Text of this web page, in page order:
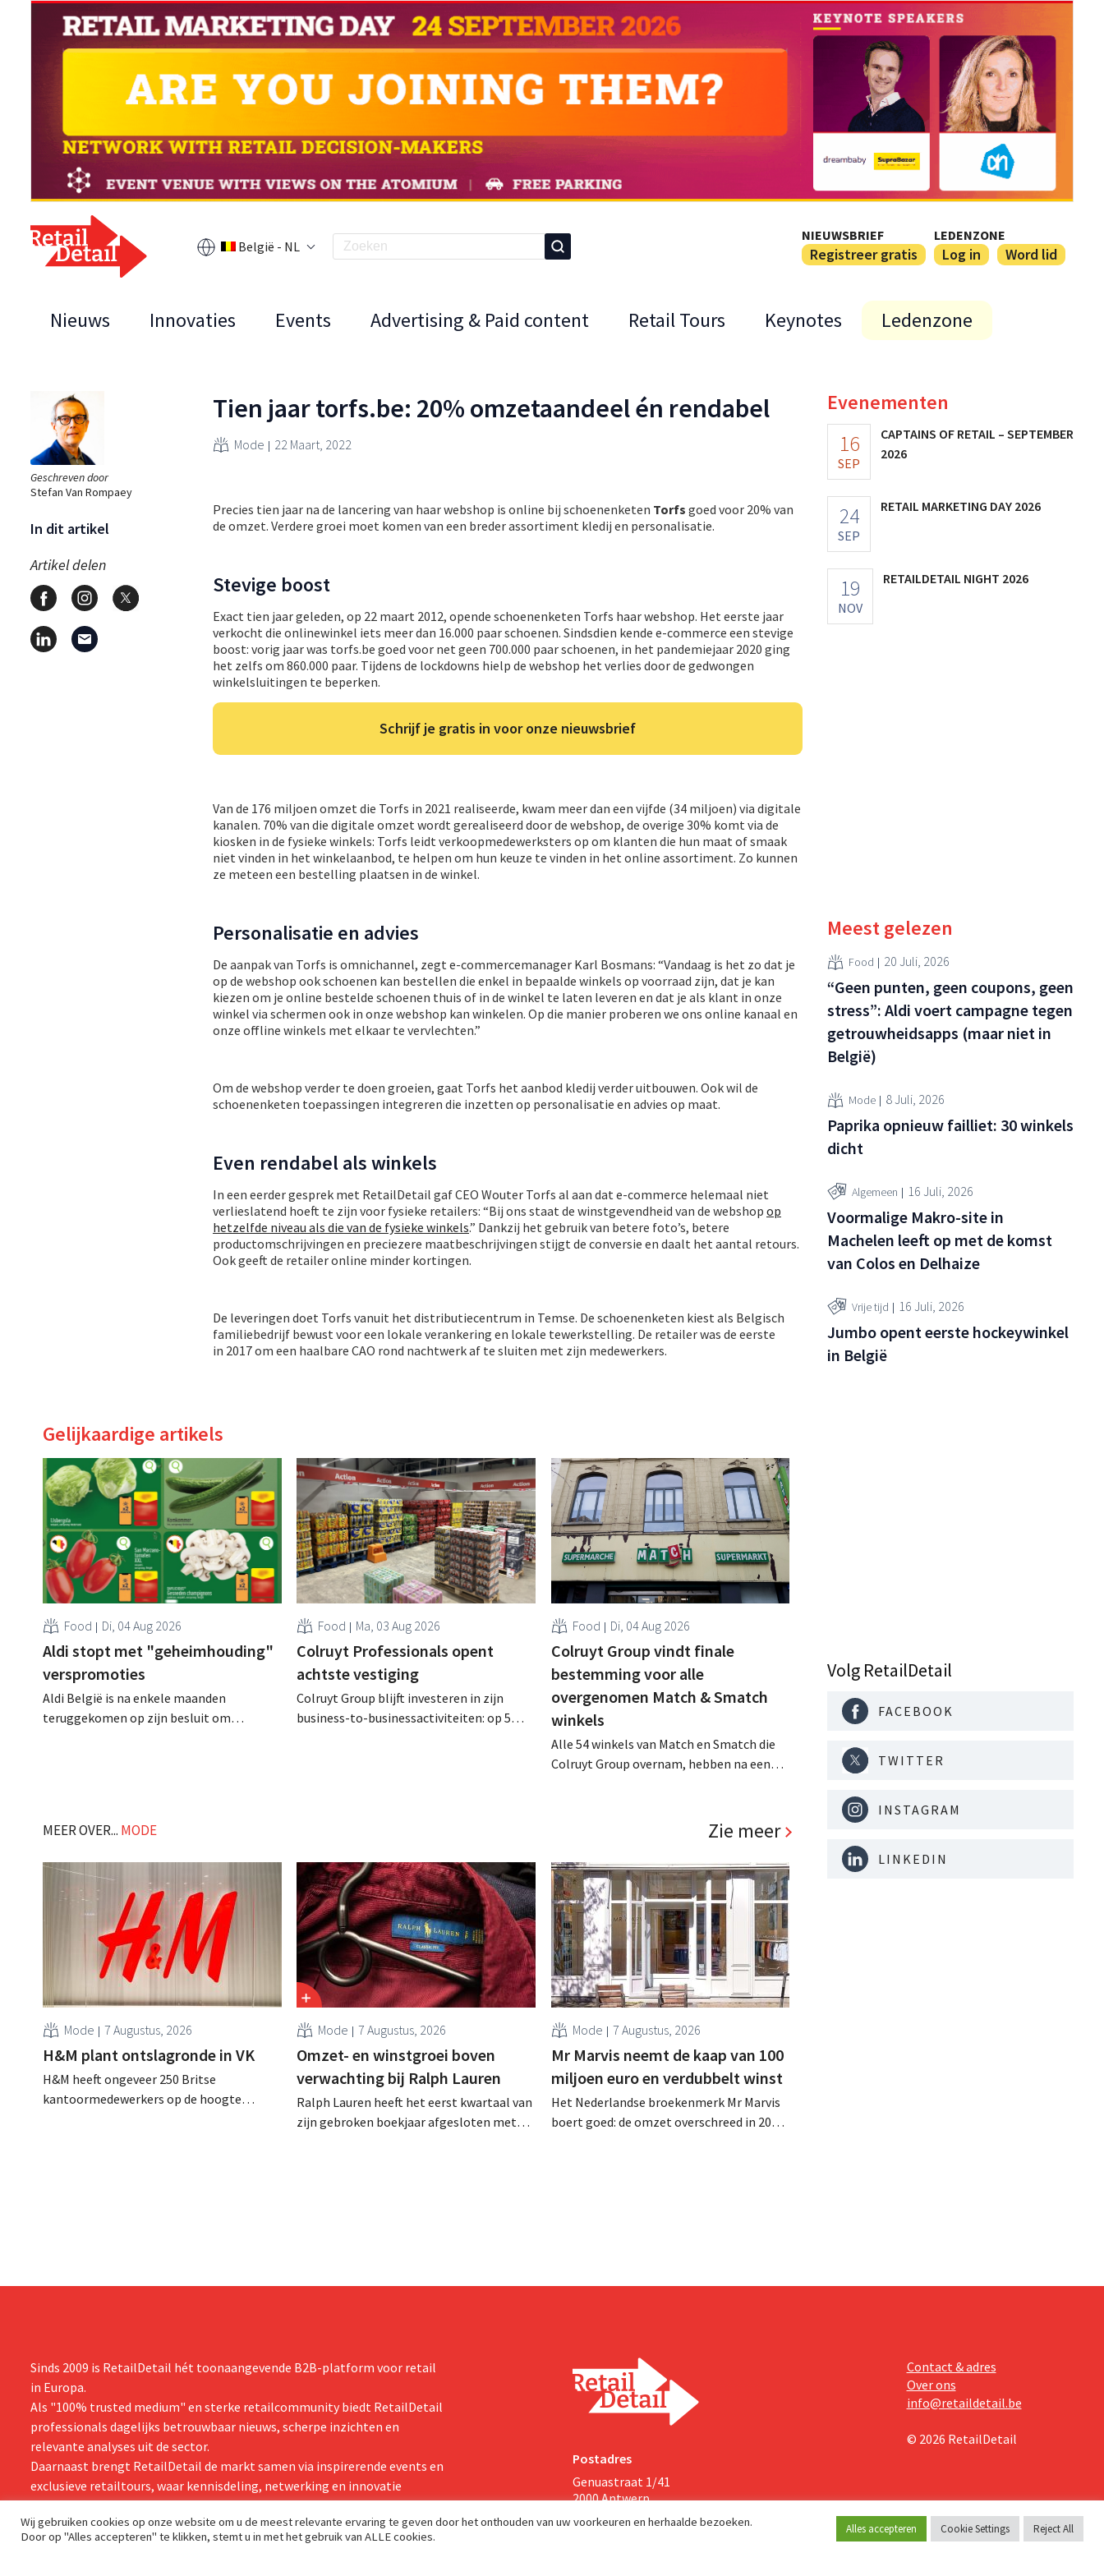
België - NL
NIEUWSBRIEF
Registreer gratis
LEDENZONE
Log in Word lid
Nieuws Innovaties Events Advertising & Paid content Retail Tours Keynotes Ledenzone
Geschreven door
Stefan Van Rompaey
In dit artikel
Artikel delen
Tien jaar torfs.be: 20% omzetaandeel én rendabel
Mode 22 Maart, 2022
Precies tien jaar na de lancering van haar webshop is online bij schoenenketen Torfs goed voor 20% van
de omzet. Verdere groei moet komen van een breder assortiment kledij en personalisatie.
Stevige boost
Exact tien jaar geleden, op 22 maart 2012, opende schoenenketen Torfs haar webshop. Het eerste jaar
verkocht die onlinewinkel iets meer dan 16.000 paar schoenen. Sindsdien kende e-commerce een stevige
boost: vorig jaar was torfs.be goed voor net geen 700.000 paar schoenen, in het pandemiejaar 2020 ging
het zelfs om 860.000 paar. Tijdens de lockdowns hielp de webshop het verlies door de gedwongen
winkelsluitingen te beperken.
Schrijf je gratis in voor onze nieuwsbrief
Van de 176 miljoen omzet die Torfs in 2021 realiseerde, kwam meer dan een vijfde (34 miljoen) via digitale
kanalen. 70% van die digitale omzet wordt gerealiseerd door de webshop, de overige 30% komt via de
kiosken in de fysieke winkels: Torfs leidt verkoopmedewerksters op om klanten die hun maat of smaak
niet vinden in het winkelaanbod, te helpen om hun keuze te vinden in het online assortiment. Zo kunnen
ze meteen een bestelling plaatsen in de winkel.
Personalisatie en advies
De aanpak van Torfs is omnichannel, zegt e-commercemanager Karl Bosmans: “Vandaag is het zo dat je
op de webshop ook schoenen kan bestellen die enkel in bepaalde winkels op voorraad zijn, dat je kan
kiezen om je online bestelde schoenen thuis of in de winkel te laten leveren en dat je als klant in onze
winkel via schermen ook in onze webshop kan winkelen. Op die manier proberen we ons online kanaal en
onze offline winkels met elkaar te vervlechten.”
Om de webshop verder te doen groeien, gaat Torfs het aanbod kledij verder uitbouwen. Ook wil de
schoenenketen toepassingen integreren die inzetten op personalisatie en advies op maat.
Even rendabel als winkels
In een eerder gesprek met RetailDetail gaf CEO Wouter Torfs al aan dat e-commerce helemaal niet
verlieslatend hoeft te zijn voor fysieke retailers: “Bij ons staat de winstgevendheid van de webshop op
hetzelfde niveau als die van de fysieke winkels.” Dankzij het gebruik van betere foto’s, betere
productomschrijvingen en preciezere maatbeschrijvingen stijgt de conversie en daalt het aantal retours.
Ook geeft de retailer online minder kortingen.
De leveringen doet Torfs vanuit het distributiecentrum in Temse. De schoenenketen kiest als Belgisch
familiebedrijf bewust voor een lokale verankering en lokale tewerkstelling. De retailer was de eerste
in 2017 om een haalbare CAO rond nachtwerk af te sluiten met zijn medewerkers.
Gelijkaardige artikels
Food Di, 04 Aug 2026
Aldi stopt met "geheimhouding"
verspromoties
Aldi België is na enkele maanden
teruggekomen op zijn besluit om
Food Ma, 03 Aug 2026
Colruyt Professionals opent
achtste vestiging
Colruyt Group blijft investeren in zijn
business-to-businessactiviteiten: op 5
Food Di, 04 Aug 2026
Colruyt Group vindt finale
bestemming voor alle
overgenomen Match & Smatch
winkels
Alle 54 winkels van Match en Smatch die
Colruyt Group overnam, hebben na een
die bestemming voor sommige panden
MEER OVER... MODE Zie meer
Mode 7 Augustus, 2026
H&M plant ontslagronde in VK
H&M heeft ongeveer 250 Britse
kantoormedewerkers op de hoogte
Mode 7 Augustus, 2026
Omzet- en winstgroei boven
verwachting bij Ralph Lauren
Ralph Lauren heeft het eerst kwartaal van
zijn gebroken boekjaar afgesloten met
Mode 7 Augustus, 2026
Mr Marvis neemt de kaap van 100
miljoen euro en verdubbelt winst
Het Nederlandse broekenmerk Mr Marvis
boert goed: de omzet overschreed in 2025
Evenementen
16
SEP
CAPTAINS OF RETAIL – SEPTEMBER
2026
24
SEP
RETAIL MARKETING DAY 2026
19
NOV
RETAILDETAIL NIGHT 2026
Meest gelezen
Food 20 Juli, 2026
“Geen punten, geen coupons, geen
stress”: Aldi voert campagne tegen
getrouwheidsapps (maar niet in
België)
Mode 8 Juli, 2026
Paprika opnieuw failliet: 30 winkels
dicht
Algemeen 16 Juli, 2026
Voormalige Makro-site in
Machelen leeft op met de komst
van Colos en Delhaize
Vrije tijd 16 Juli, 2026
Jumbo opent eerste hockeywinkel
in België
Volg RetailDetail
FACEBOOK
TWITTER
INSTAGRAM
LINKEDIN
Sinds 2009 is RetailDetail hét toonaangevende B2B-platform voor retail
in Europa.
Als "100% trusted medium" en sterke retailcommunity biedt RetailDetail
professionals dagelijks betrouwbaar nieuws, scherpe inzichten en
relevante analyses uit de sector.
Daarnaast brengt RetailDetail de markt samen via inspirerende events en
exclusieve retailtours, waar kennisdeling, netwerking en innovatie
centraal staan.
Postadres
Genuastraat 1/41
2000 Antwerp
Contact & adres
Over ons
info@retaildetail.be
© 2026 RetailDetail
Wij gebruiken cookies op onze website om u de meest relevante ervaring te geven door het onthouden van uw voorkeuren en herhaalde bezoeken.
Door op "Alles accepteren" te klikken, stemt u in met het gebruik van ALLE cookies.
Alles accepteren Cookie Settings Reject All